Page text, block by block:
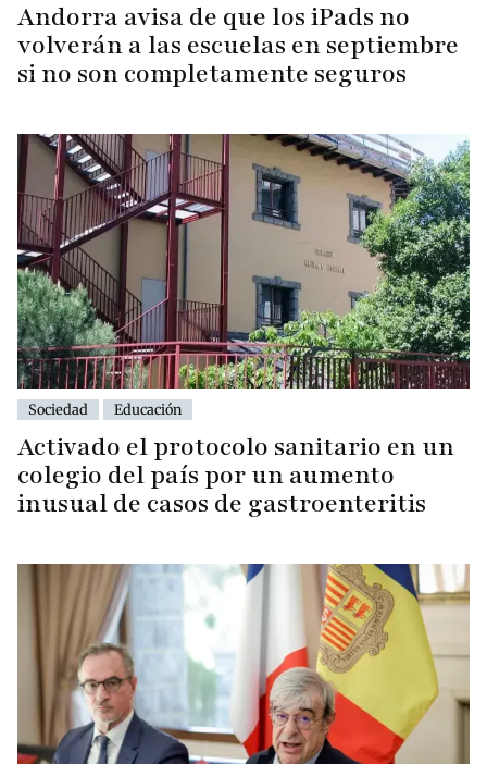
Andorra avisa de que los iPads no
volverán a las escuelas en septiembre
si no son completamente seguros
Sociedad Educación
Activado el protocolo sanitario en un
colegio del país por un aumento
inusual de casos de gastroenteritis